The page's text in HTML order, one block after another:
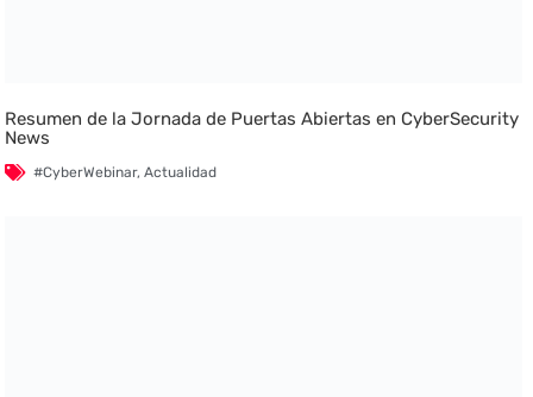
Resumen de la Jornada de Puertas Abiertas en CyberSecurity
News
#CyberWebinar,Actualidad